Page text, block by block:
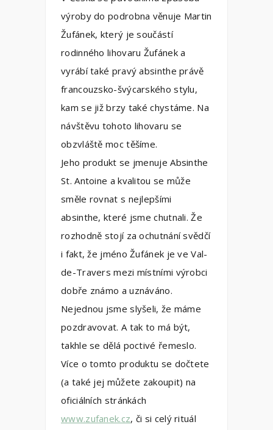
výroby do podrobna věnuje Martin
Žufánek, který je součástí
rodinného lihovaru Žufánek a
vyrábí také pravý absinthe právě
francouzsko-švýcarského stylu,
kam se již brzy také chystáme. Na
návštěvu tohoto lihovaru se
obzvláště moc těšíme.
Jeho produkt se jmenuje Absinthe
St. Antoine a kvalitou se může
směle rovnat s nejlepšími
absinthe, které jsme chutnali. Že
rozhodně stojí za ochutnání svědčí
i fakt, že jméno Žufánek je ve Val-
de-Travers mezi místními výrobci
dobře známo a uznáváno.
Nejednou jsme slyšeli, že máme
pozdravovat. A tak to má být,
takhle se dělá poctivé řemeslo.
Více o tomto produktu se dočtete
(a také jej můžete zakoupit) na
oficiálních stránkách
www.zufanek.cz, či si celý rituál